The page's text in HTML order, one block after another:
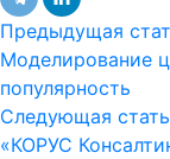
Предыдущая
Моделирование
популярность
Следующая
«КОРУС